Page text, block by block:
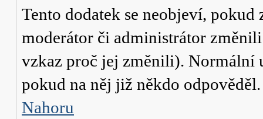
Tento dodatek se neobjeví,
moderátor či administrátor
vzkaz proč jej změnili). Normální
pokud na něj již někdo odpověděl.
Nahoru